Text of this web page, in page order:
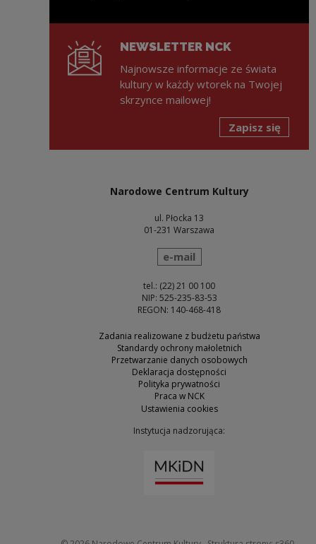
NEWSLETTER NCK
Najnowsze informacje ze świata
kultury w każdy wtorek na Twojej
skrzynce mailowej!
Zapisz się
Narodowe Centrum Kultury
ul. Płocka 13
01-231 Warszawa
wyślij wiadomość
e-mail
tel.: (22) 21 00 100
NIP: 525-235-83-53
REGON: 140-468-418
Zadania realizowane z budżetu państwa
Standardy ochrony małoletnich
Przetwarzanie danych osobowych
Deklaracja dostępności
Polityka prywatności
Praca w NCK
Ustawienia cookies
Instytucja nadzorująca: